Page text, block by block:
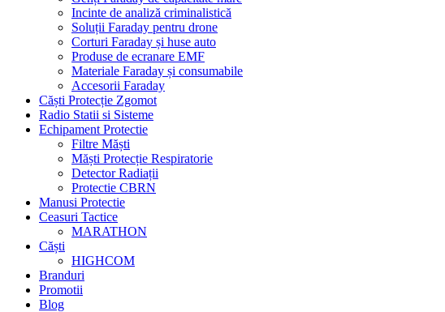
Incinte de analiză criminalistică
Soluții Faraday pentru drone
Corturi Faraday și huse auto
Produse de ecranare EMF
Materiale Faraday și consumabile
Accesorii Faraday
Căști Protecție Zgomot
Radio Statii si Sisteme
Echipament Protectie
Filtre Măști
Măști Protecție Respiratorie
Detector Radiații
Protectie CBRN
Manusi Protectie
Ceasuri Tactice
MARATHON
Căști
HIGHCOM
Branduri
Promotii
Blog